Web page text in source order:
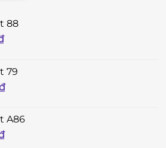
88
79
A86